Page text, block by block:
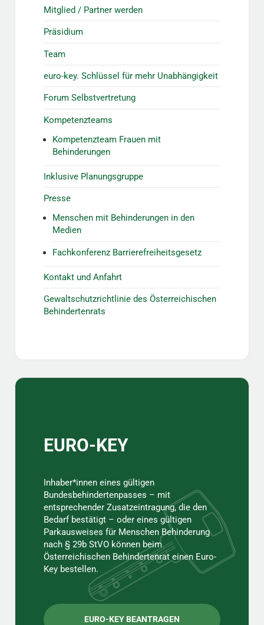
Mitglied / Partner werden
Präsidium
Team
euro-key. Schlüssel für mehr Unabhängigkeit
Forum Selbstvertretung
Kompetenzteams
Kompetenzteam Frauen mit
Behinderungen
Inklusive Planungsgruppe
Presse
Menschen mit Behinderungen in den
Medien
Fachkonferenz Barrierefreiheitsgesetz
Kontakt und Anfahrt
Gewaltschutzrichtlinie des Österreichischen
Behindertenrats
EURO-KEY
Inhaber*innen eines gültigen
Bundesbehindertenpasses – mit
entsprechender Zusatzeintragung, die den
Bedarf bestätigt – oder eines gültigen
Parkausweises für Menschen Behinderung
nach § 29b StVO können beim
Österreichischen Behindertenrat einen Euro-
Key bestellen.
EURO-KEY BEANTRAGEN